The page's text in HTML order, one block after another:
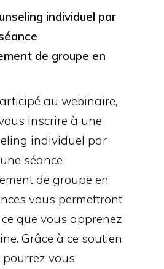
individuel par
de groupe en
au webinaire,
inscrire à une
individuel par
séance
de groupe en
vous permettront
que vous apprenez
Grâce à ce soutien
vous